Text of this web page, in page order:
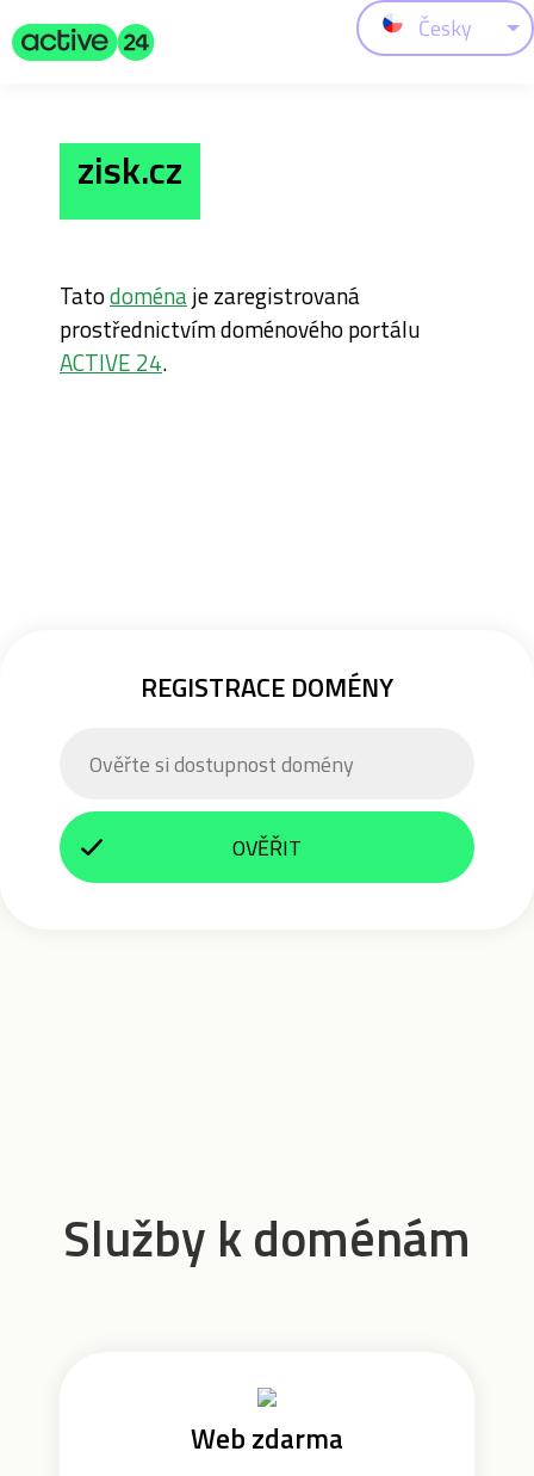
Česky
zisk.cz
Tatodoménaje zaregistrovaná
prostřednictvím doménového portálu
ACTIVE 24.
REGISTRACE DOMÉNY
OVĚŘIT
Služby k doménám
Web zdarma